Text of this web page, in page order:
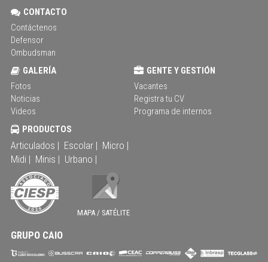
CONTACTO
Contáctenos
Defensor
Ombudsman
GALERÍA
Fotos
Noticias
Videos
GENTE Y GESTIÓN
Vacantes
Registra tu CV
Programa de internos
PRODUCTOS
Articulados | Escolar | Micro |
Midi | Minis | Urbano |
MAPA / SATÉLITE
GRUPO CAIO